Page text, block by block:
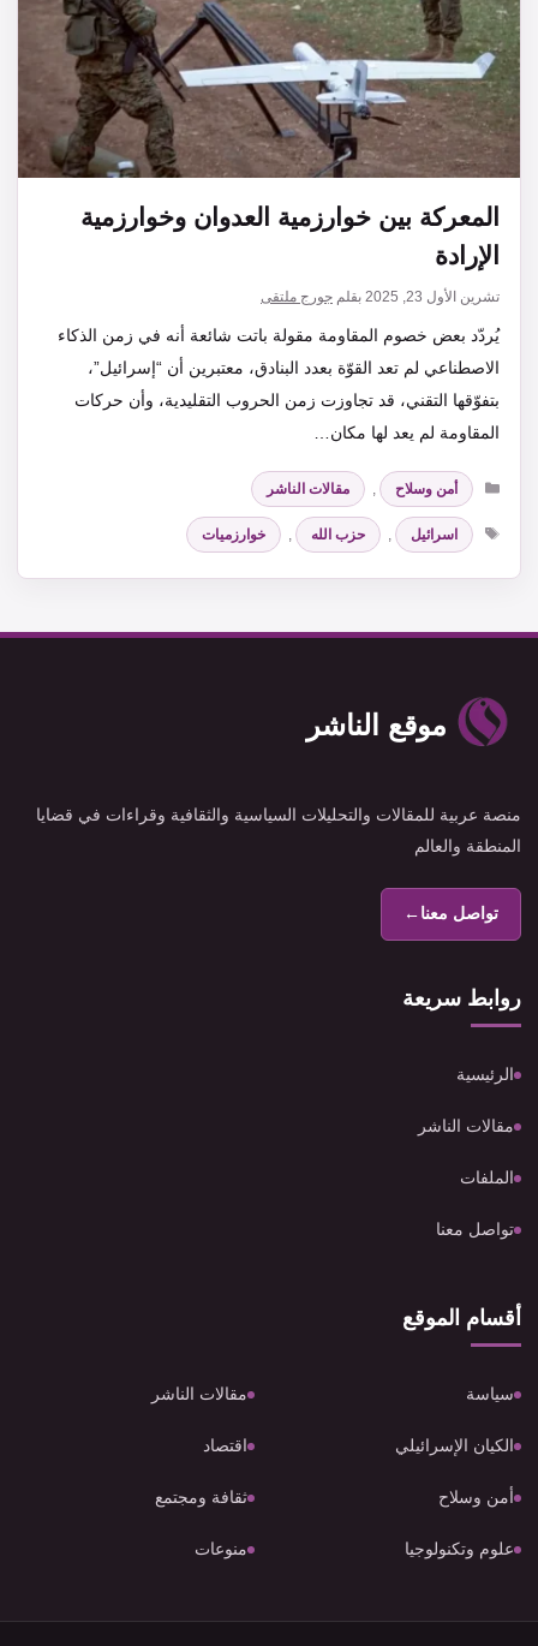
المعركة بين خوارزمية العدوان وخوارزمية
الإرادة
تشرين الأول 23, 2025 بقلم جورج ملتقى
يُردّد بعض خصوم المقاومة مقولة باتت شائعة أنه في زمن الذكاء
الاصطناعي لم تعد القوّة بعدد البنادق، معتبرين أن “إسرائيل”،
بتفوّقها التقني، قد تجاوزت زمن الحروب التقليدية، وأن حركات
المقاومة لم يعد لها مكان…
التصنيفات
أمن وسلاح ,
مقالات الناشر
الوسوم
اسرائيل , حزب الله , خوارزميات
موقع الناشر
منصة عربية للمقالات والتحليلات السياسية والثقافية وقراءات في قضايا
المنطقة والعالم
تواصل معنا←
روابط سريعة
الرئيسية
مقالات الناشر
الملفات
تواصل معنا
أقسام الموقع
سياسة مقالات الناشر
الكيان الإسرائيلي اقتصاد
أمن وسلاح ثقافة ومجتمع
علوم وتكنولوجيا منوعات